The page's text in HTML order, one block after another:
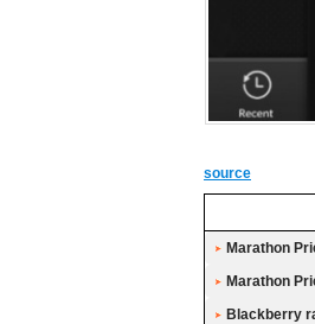
source
Marathon
Marathon
Blackberry